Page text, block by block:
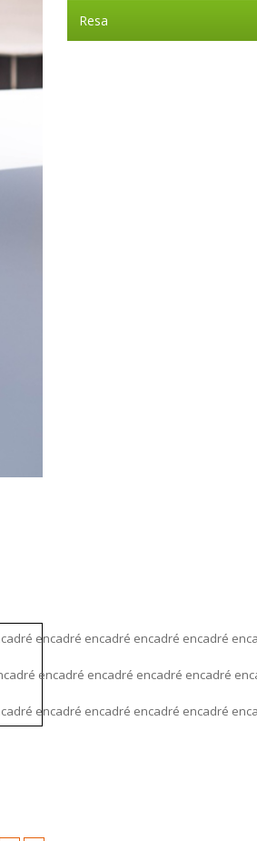
encadré encadré encadré encadré
encadré encadré encadré encadré
encadré encadré encadré encadré
Resa